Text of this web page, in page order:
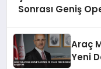
Sonrası Geniş
Araç
Yeni